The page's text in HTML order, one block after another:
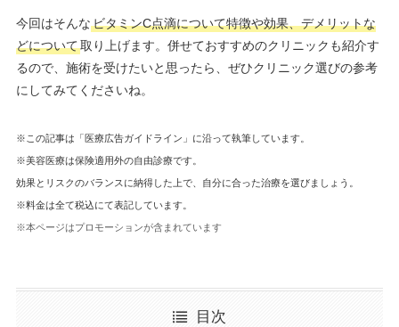
今回はそんなビタミンC点滴について特徴や効果、デメリットな
どについて取り上げます。併せておすすめのクリニックも紹介す
るので、施術を受けたいと思ったら、ぜひクリニック選びの参考
にしてみてくださいね。
※この記事は「医療広告ガイドライン」に沿って執筆しています。
※美容医療は保険適用外の自由診療です。
効果とリスクのバランスに納得した上で、自分に合った治療を選びましょう。
※料金は全て税込にて表記しています。
※本ページはプロモーションが含まれています
目次